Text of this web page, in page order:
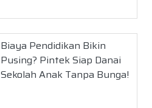
Biaya Pendidikan Bikin
Pusing? Pintek Siap Danai
Sekolah Anak Tanpa Bunga!